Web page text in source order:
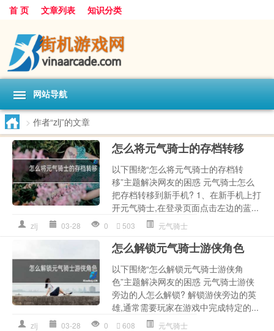
首 页 文章列表 知识分类
网站导航
> 作者“zlj”的文章
怎么将元气骑士的存档转移
以下围绕“怎么将元气骑士的存档转
移”主题解决网友的困惑 元气骑士怎么
把存档转移到新手机? 1、在新手机上打
开元气骑士,在登录页面点击左边的蓝...
zlj 03-28 0 503 元气骑士
怎么解锁元气骑士游侠角色
以下围绕“怎么解锁元气骑士游侠角
色”主题解决网友的困惑 元气骑士游侠
旁边的人怎么解锁? 解锁游侠旁边的英
雄,通常需要玩家在游戏中完成特定的...
zlj 03-28 0 608 元气骑士